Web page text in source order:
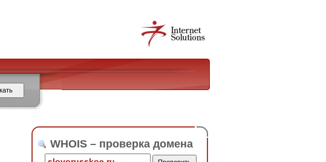
WHOIS – проверка домена